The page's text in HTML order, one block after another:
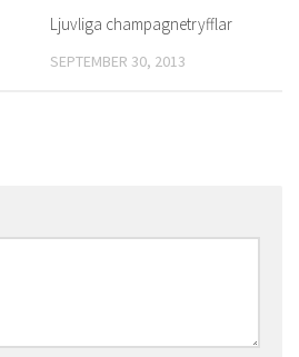
Ljuvliga champagnetryfflar
SEPTEMBER 30, 2013